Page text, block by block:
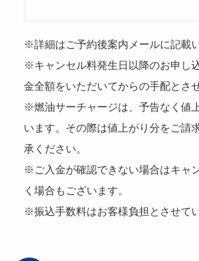
※詳細はご予約後案内メールに記載
※キャンセル料発生日以降のお申し
金全額をいただいてからの手配とさ
※燃油サーチャージは、予告なく値
います。その際は値上がり分をご請
承ください。
※ご入金が確認できない場合はキャ
く場合もございます。
※振込手数料はお客様負担とさせて